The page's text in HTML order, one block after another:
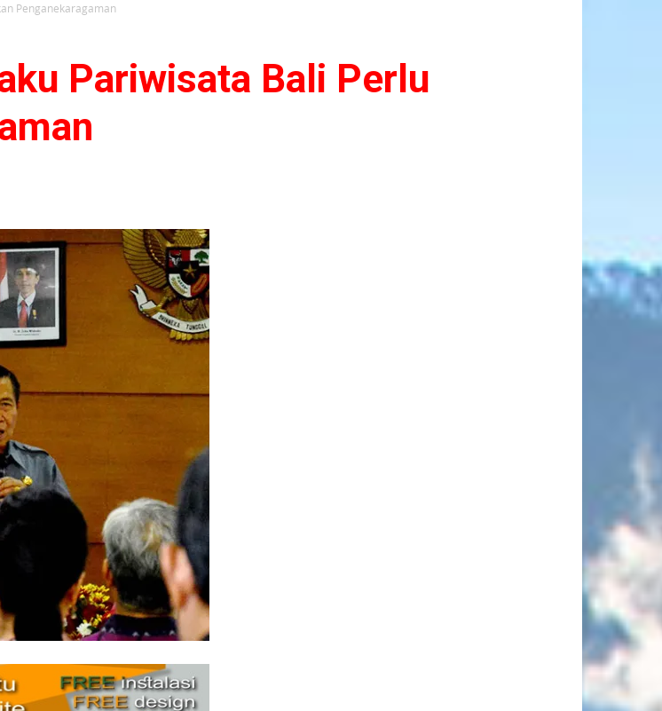
Penganekaragaman
Pariwisata Bali Perlu